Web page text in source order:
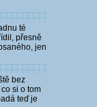
té
přesně
jen
bez
si o tom
teď je